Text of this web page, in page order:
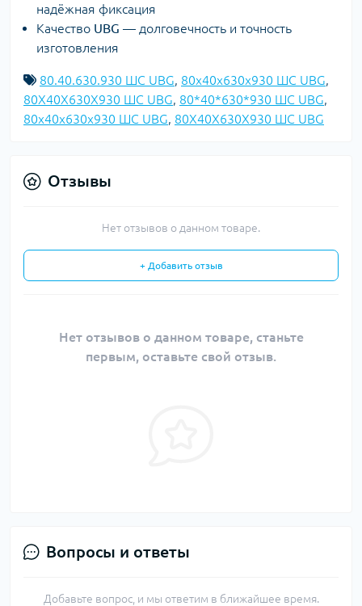
надёжная фиксация
Качество UBG — долговечность и точность
изготовления
80.40.630.930 ШС UBG, 80x40x630x930 ШС UBG,
80X40X630X930 ШС UBG, 80*40*630*930 ШС UBG,
80х40х630х930 ШС UBG, 80Х40Х630Х930 ШС UBG
Отзывы
Нет отзывов о данном товаре.
+ Добавить отзыв
Нет отзывов о данном товаре, станьте
первым, оставьте свой отзыв.
Вопросы и ответы
Добавьте вопрос, и мы ответим в ближайшее время.